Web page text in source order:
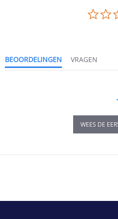
BEOORDELINGEN
VRAGEN
WEES DE